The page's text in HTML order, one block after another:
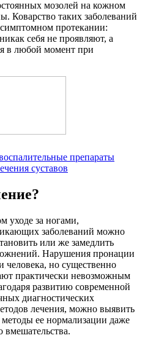
мозолей на кожном
Коварство таких заболеваний
протекании:
себя не проявляют, а
в любой момент при
препараты
суставов
уходе за ногами,
заболеваний можно
или же замедлить
Нарушения пронации
но существенно
практически невозможным
развитию современной
диагностических
лечения, можно выявить
ее нормализации даже
вмешательства.